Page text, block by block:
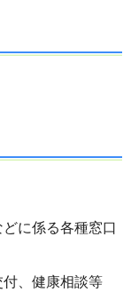
に係る各種窓口
、健康相談等